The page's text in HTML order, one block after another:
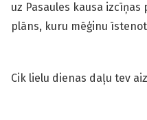
uz Pasaules kausa
plāns, kuru mēģinu
Cik lielu dienas daļu tev